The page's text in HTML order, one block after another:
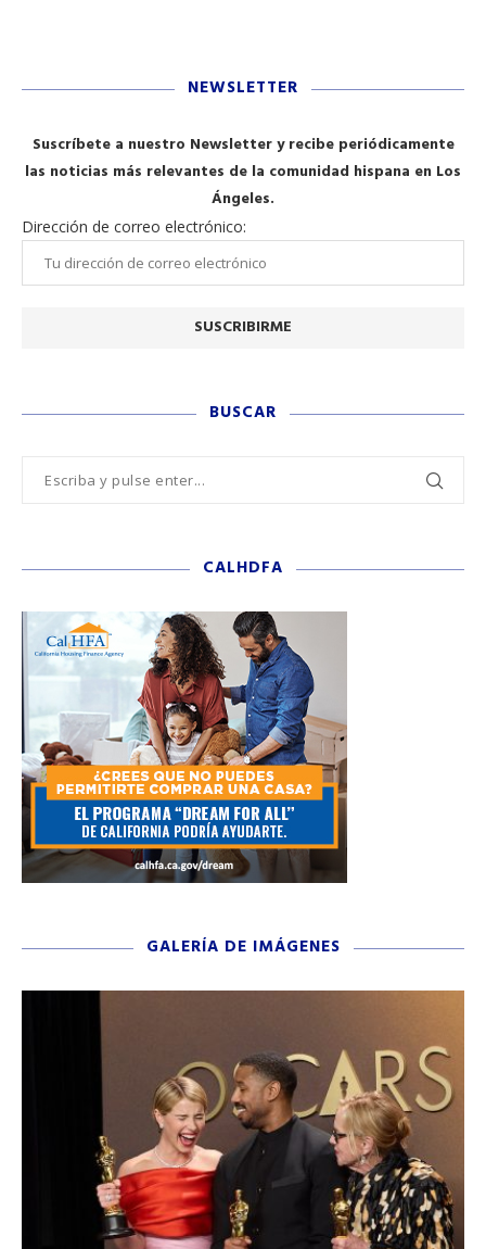
NEWSLETTER
Suscríbete a nuestro Newsletter y recibe periódicamente
las noticias más relevantes de la comunidad hispana en Los
Ángeles.
Dirección de correo electrónico:
BUSCAR
CALHDFA
GALERÍA DE IMÁGENES